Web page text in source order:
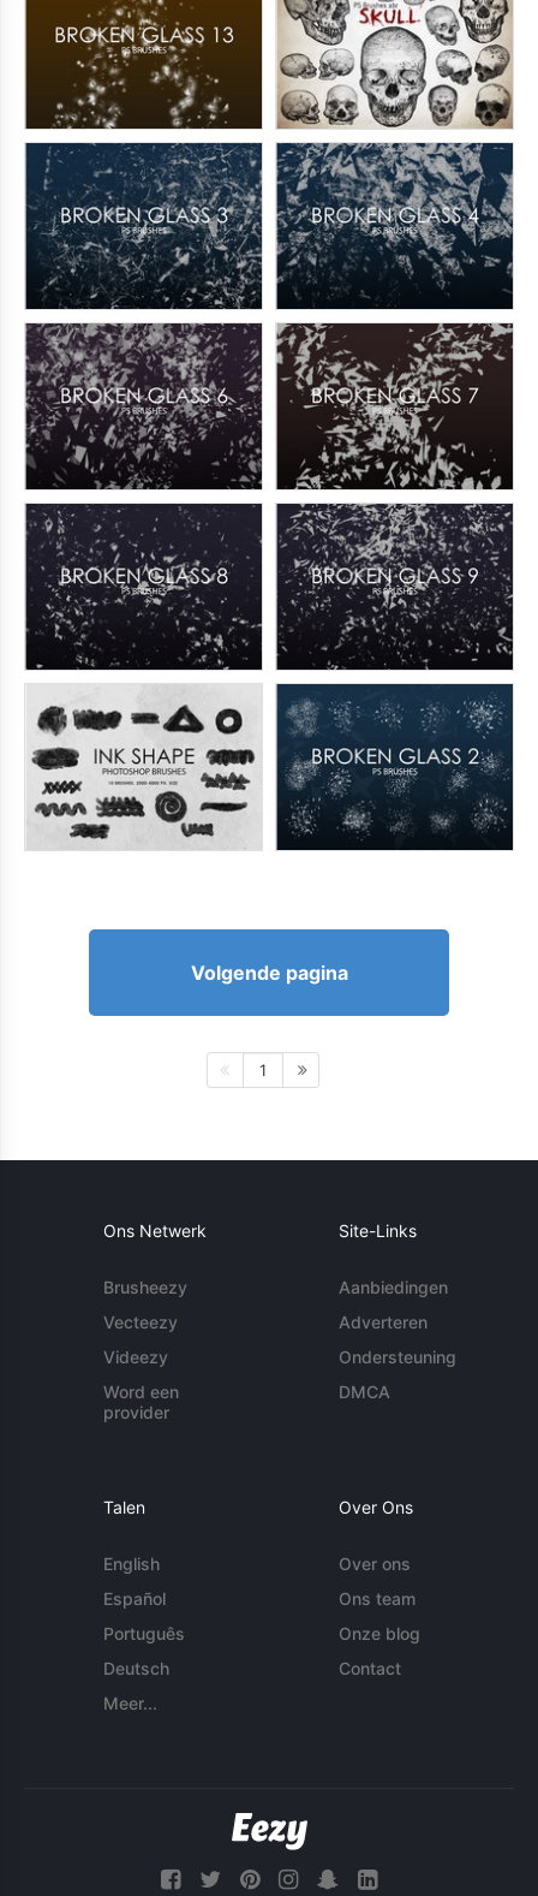
Volgende pagina
1
Ons Netwerk
Brusheezy
Vecteezy
Videezy
Word een
provider
Site-Links
Aanbiedingen
Adverteren
Ondersteuning
DMCA
Talen
English
Español
Português
Deutsch
Meer...
Over Ons
Over ons
Ons team
Onze blog
Contact